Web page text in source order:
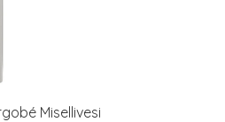
Misellivesi